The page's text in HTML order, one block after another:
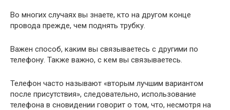
Во многих случаях вы знаете, кто на другом конце
провода прежде, чем поднять трубку.
Важен способ, каким вы связываетесь с другими по
телефону. Также важно, с кем вы связываетесь.
Телефон часто называют «вторым лучшим вариантом
после присутствия», следовательно, использование
телефона в сновидении говорит о том, что, несмотря на